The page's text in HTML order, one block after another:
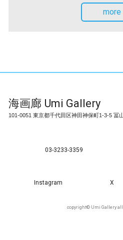
more
海画廊 Umi Gallery
101-0051 東京都千代田区神田神保町1-3-5 冨
03-3233-3359
Instagram X
copyright© Umi Gallery